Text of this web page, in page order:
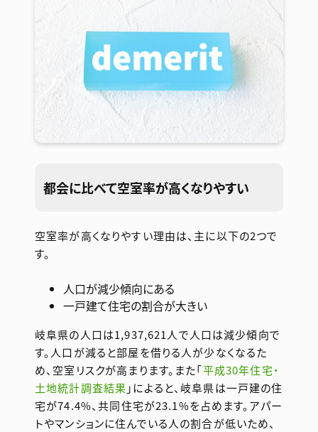
都会に比べて空室率が高くなりやすい
空室率が高くなりやすい理由は、主に以下の2つで
す。
人口が減少傾向にある
一戸建て住宅の割合が大きい
岐阜県の人口は1,937,621人で人口は減少傾向で
す。人口が減ると部屋を借りる人が少なくなるた
め、空室リスクが高まります。また「平成30年住宅・
土地統計調査結果 」によると、岐阜県は一戸建の住
宅が74.4%、共同住宅が23.1%を占めます。アパー
トやマンションに住んでいる人の割合が低いため、